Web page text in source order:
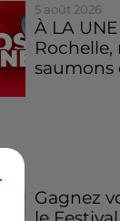
5 août 2026
À LA
saumons
Gagnez